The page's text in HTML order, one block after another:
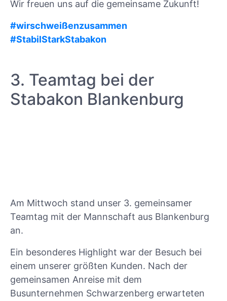
Wir freuen uns auf die gemeinsame Zukunft!
#wirschweißenzusammen
#StabilStarkStabakon
3. Teamtag bei der
Stabakon Blankenburg
Am Mittwoch stand unser 3. gemeinsamer
Teamtag mit der Mannschaft aus Blankenburg
an.
Ein besonderes Highlight war der Besuch bei
einem unserer größten Kunden. Nach der
gemeinsamen Anreise mit dem
Busunternehmen Schwarzenberg erwarteten